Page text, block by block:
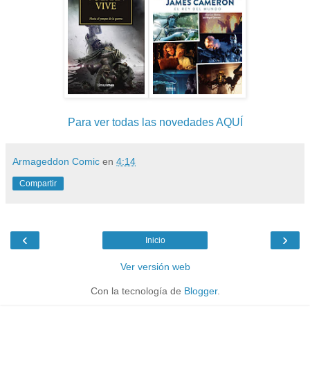
Para ver todas las novedades AQUÍ
Armageddon Comic en 4:14
Compartir
‹ ›
Inicio
Ver versión web
Con la tecnología de Blogger.